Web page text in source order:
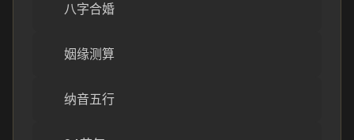
八字合婚
姻缘测算
纳音五行